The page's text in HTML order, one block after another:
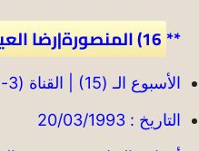
**16) المنصورة|رضا العيساوي
الأسبوع الـ (15) | القناة (3-2) المنصورة
التاريخ : 20/03/1993